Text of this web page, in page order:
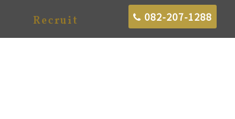
Recruit 082-207-1288